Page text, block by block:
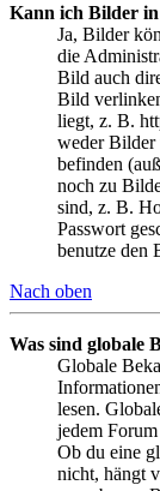
Kann ich Bilder in
Ja, Bilder
die
Bild auch
Bild
liegt, z. B.
weder Bilder
befinden
noch zu
sind, z. B.
Passwort
benutze den
Nach oben
Was sind globale
Globale
lesen.
jedem
Ob du eine
nicht, hängt